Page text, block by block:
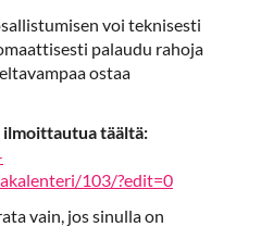
voi teknisesti
palaudu rahoja
ostaa
täältä:
103/?edit=0
vain, jos sinulla on